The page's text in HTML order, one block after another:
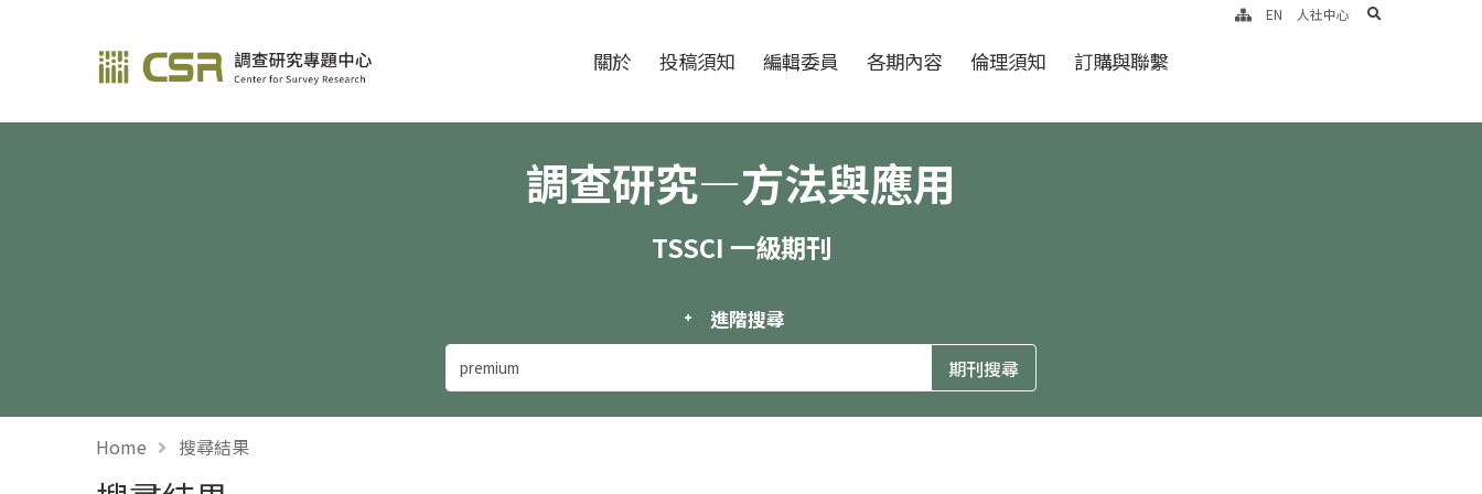
調查研究—方法與應用期刊 關於 投稿須知 編輯委員 各期內容 倫理須知 訂購與聯繫
EN 人社中心 search
調查研究—方法與應用
TSSCI 一級期刊
進階搜尋
Home 搜尋結果